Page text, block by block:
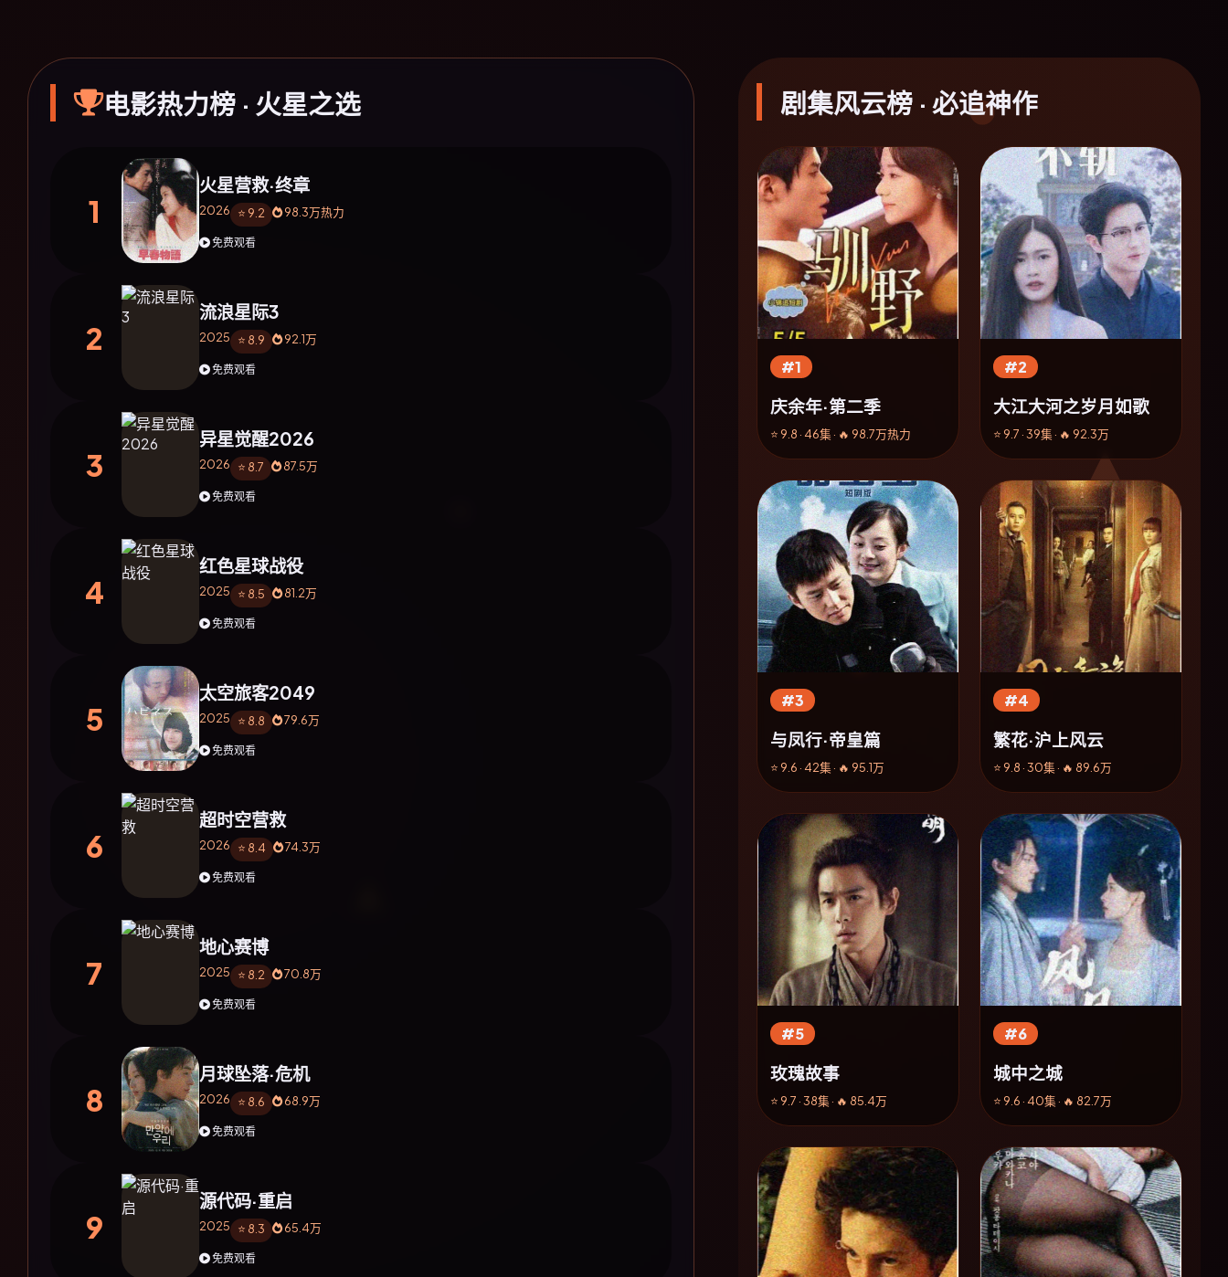
电影热力榜 · 火星之选
1
火星营救·终章
2026 ⭐ 9.2 98.3万热力
免费观看
2
流浪星际3
2025 ⭐ 8.9 92.1万
免费观看
3
异星觉醒2026
2026 ⭐ 8.7 87.5万
免费观看
4
红色星球战役
2025 ⭐ 8.5 81.2万
免费观看
5
太空旅客2049
2025 ⭐ 8.8 79.6万
免费观看
6
超时空营救
2026 ⭐ 8.4 74.3万
免费观看
7
地心赛博
2025 ⭐ 8.2 70.8万
免费观看
8
月球坠落·危机
2026 ⭐ 8.6 68.9万
免费观看
9
源代码·重启
2025 ⭐ 8.3 65.4万
免费观看
剧集风云榜 · 必追神作
#1
庆余年·第二季
⭐ 9.8 · 46集 · 🔥 98.7万热力
#2
大江大河之岁月如歌
⭐ 9.7 · 39集 · 🔥 92.3万
#3
与凤行·帝皇篇
⭐ 9.6 · 42集 · 🔥 95.1万
#4
繁花·沪上风云
⭐ 9.8 · 30集 · 🔥 89.6万
#5
玫瑰故事
⭐ 9.7 · 38集 · 🔥 85.4万
#6
城中之城
⭐ 9.6 · 40集 · 🔥 82.7万